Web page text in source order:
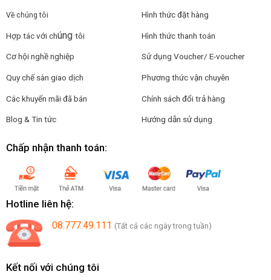
Về chúng tôi
Hợp tác với chúng tôi
Cơ hội nghề nghiệp
Quy chế sàn giao dịch
Các khuyến mãi đã bán
Blog & Tin tức
Hình thức đặt hàng
Hình thức thanh toán
Sử dụng Voucher/ E-voucher
Phương thức vận chuyên
Chính sách đổi trả hàng
Hướng dẫn sử dụng
Chấp nhận thanh toán:
Hotline liên hệ:
08.777.49.111 (Tất cả các ngày trong tuần)
Kết nối với chúng tôi